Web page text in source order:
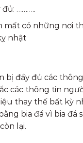
………..
mất có những nơi
nhật
bị đầy đủ các
các thông tin
liệu thay thế bất kỳ
bia đá vì bia đá
lại.